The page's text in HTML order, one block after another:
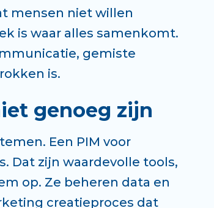
mensen niet willen
is waar alles samenkomt.
gemiste
is.
genoeg zijn
Een PIM voor
Dat zijn waardevolle tools,
op. Ze beheren data en
creatieproces dat